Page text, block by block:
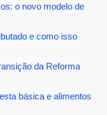
o novo modelo de
e como isso
da Reforma
básica e alimentos